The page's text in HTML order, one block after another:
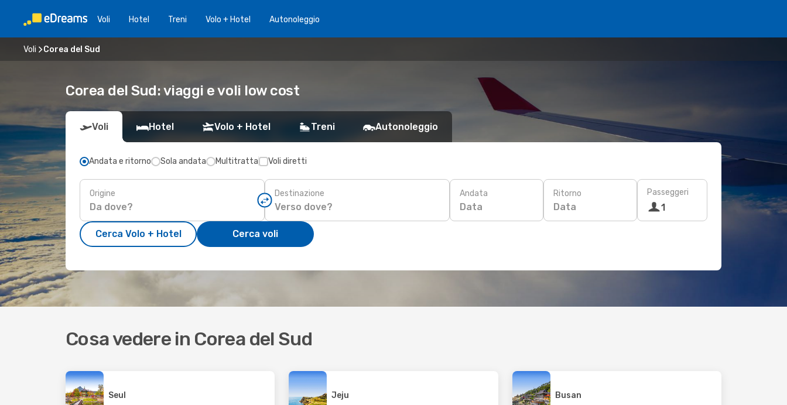
Voli Hotel Treni Volo + Hotel Autonoleggio
Voli Corea del Sud
Corea del Sud: viaggi e voli low cost
Voli Hotel Volo + Hotel Treni Autonoleggio
Andata e ritorno Sola andata Multitratta Voli diretti
Origine Destinazione Andata
Data
Ritorno
Data
Passeggeri
1
Cerca Volo + Hotel Cerca voli
Cosa vedere in Corea del Sud
Seul Jeju Busan